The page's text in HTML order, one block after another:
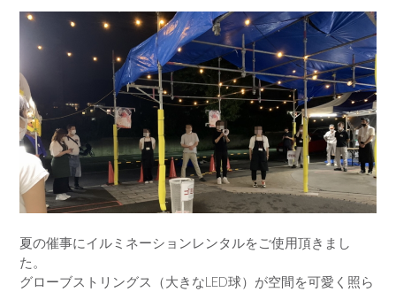
夏の催事にイルミネーションレンタルをご使用頂きまし
た。
グローブストリングス（大きなLED球）が空間を可愛く照ら